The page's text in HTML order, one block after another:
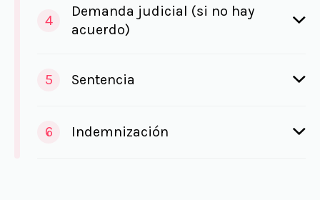
4
Demanda judicial (si no hay
acuerdo)
5 Sentencia
6 Indemnización